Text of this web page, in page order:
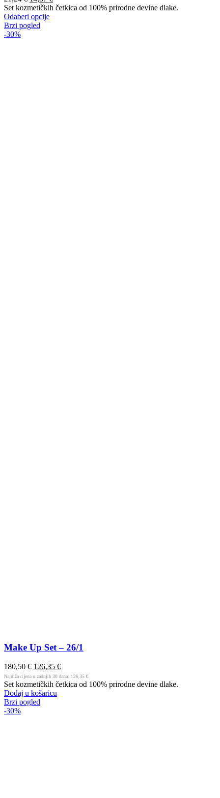
Set kozmetičkih četkica od 100% prirodne devine dlake.
Odaberi opcijeOvaj
Brzi pogled
-30%
Make Up Set – 26/1
180,50€ 126,35 €
Najniža cijena u zadnjih 30 dana: 126,35 €
Set kozmetičkih četkica od 100% prirodne devine dlake.
Dodaj u košaricu
Brzi pogled
-30%